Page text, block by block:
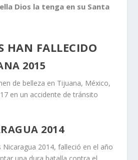
Dios la tenga en su Santa
HAN FALLECIDO
2015
de belleza en Tijuana, México,
en un accidente de tránsito
2014
Nicaragua 2014, falleció en el año